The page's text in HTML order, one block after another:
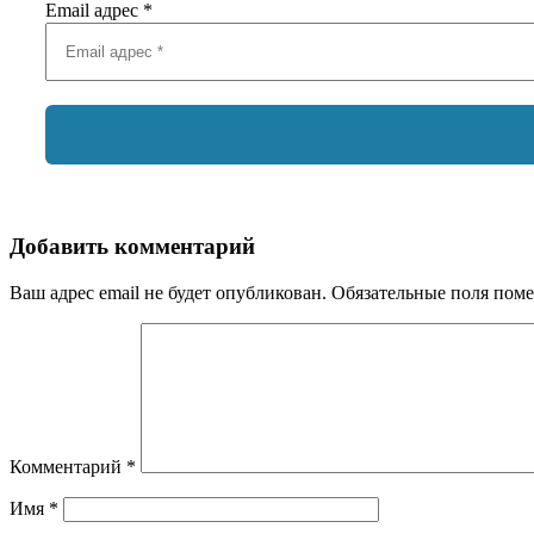
Email адрес *
Добавить комментарий
Ваш адрес email не будет опубликован. Обязательные поля
Комментарий *
Имя *